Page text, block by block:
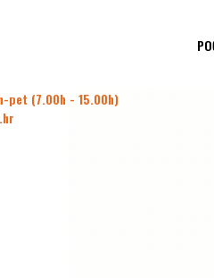
pet (7.00h - 15.00h)